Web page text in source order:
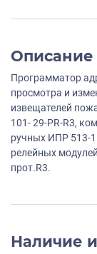
Описание
Программатор
просмотра и
извещателей
101- 29-PR-R3,
ручных ИПР 513-
релейных
прот.R3.
Наличие